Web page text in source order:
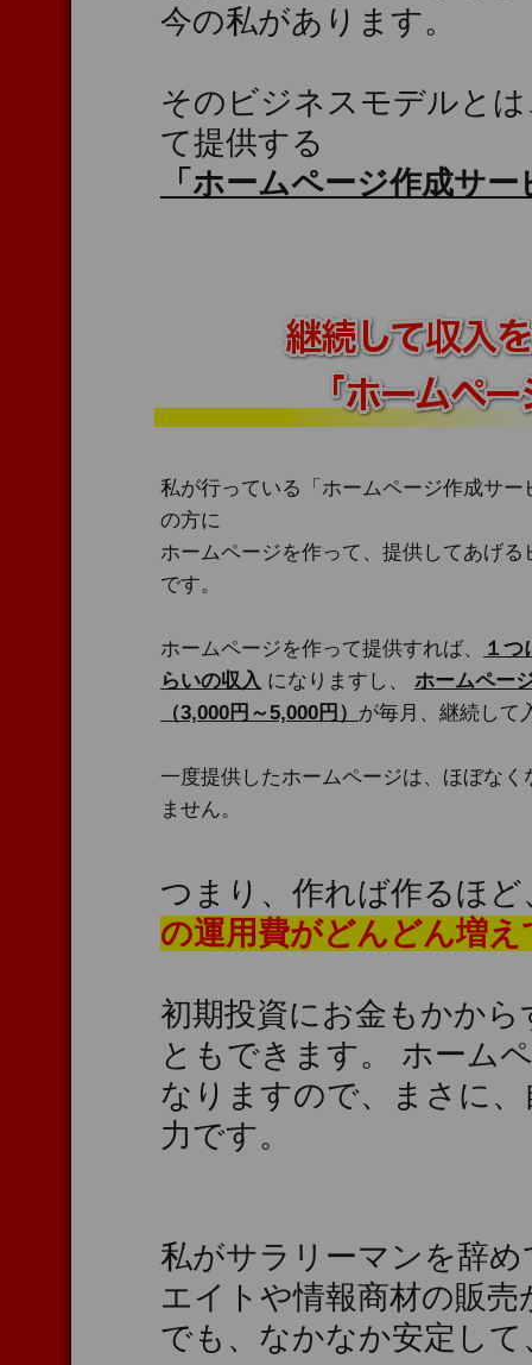
今の私があります。
そのビジネスモデルと
て提供する
「ホームページ作成サー
私が行っている「ホームページ作成サー
の方に
ホームページを作って、提供してあげる
です。
ホームページを作って提供すれば、
１つ
らいの収入 になりますし、 ホームペー
（3,000円～5,000円） が毎月、継続して
一度提供したホームページは、ほぼなく
ません。
つまり、作れば作るほ
の運用費がどんどん増え
初期投資にお金もかか
ともできます。 ホーム
なりますので、まさに
力です。
私がサラリーマンを辞
エイトや情報商材の販
でも、なかなか安定し